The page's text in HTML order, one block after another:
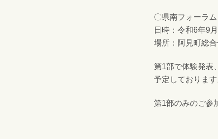
〇県南フォーラム
日時：令和6年9
場所：阿見町総
第1部で体験発表
予定しております
第1部のみのご参